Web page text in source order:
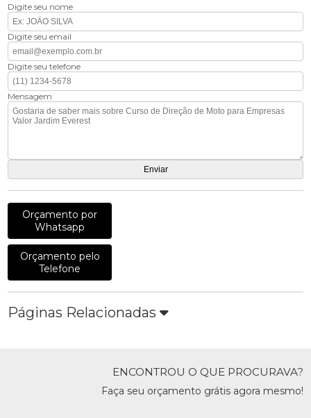
Digite seu nome
Digite seu email
Digite seu telefone
Mensagem
Orçamento por
Whatsapp
Orçamento pelo
Telefone
Páginas Relacionadas
ENCONTROU O QUE PROCURAVA?
Faça seu orçamento grátis agora mesmo!